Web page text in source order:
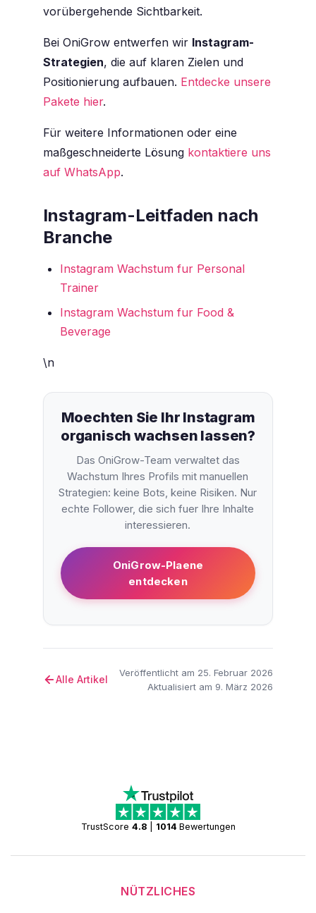
vorübergehende Sichtbarkeit.
Bei OniGrow entwerfen wir Instagram-
Strategien, die auf klaren Zielen und
Positionierung aufbauen. Entdecke unsere
Pakete hier.
Für weitere Informationen oder eine
maßgeschneiderte Lösung kontaktiere uns
auf WhatsApp.
Instagram-Leitfaden nach
Branche
Instagram Wachstum fur Personal
Trainer
Instagram Wachstum fur Food &
Beverage
\n
Moechten Sie Ihr Instagram
organisch wachsen lassen?
Das OniGrow-Team verwaltet das
Wachstum Ihres Profils mit manuellen
Strategien: keine Bots, keine Risiken. Nur
echte Follower, die sich fuer Ihre Inhalte
interessieren.
OniGrow-Plaene
entdecken
Alle Artikel
Veröffentlicht am 25. Februar 2026
Aktualisiert am 9. März 2026
TrustScore 4.8 1014 Bewertungen
NÜTZLICHES